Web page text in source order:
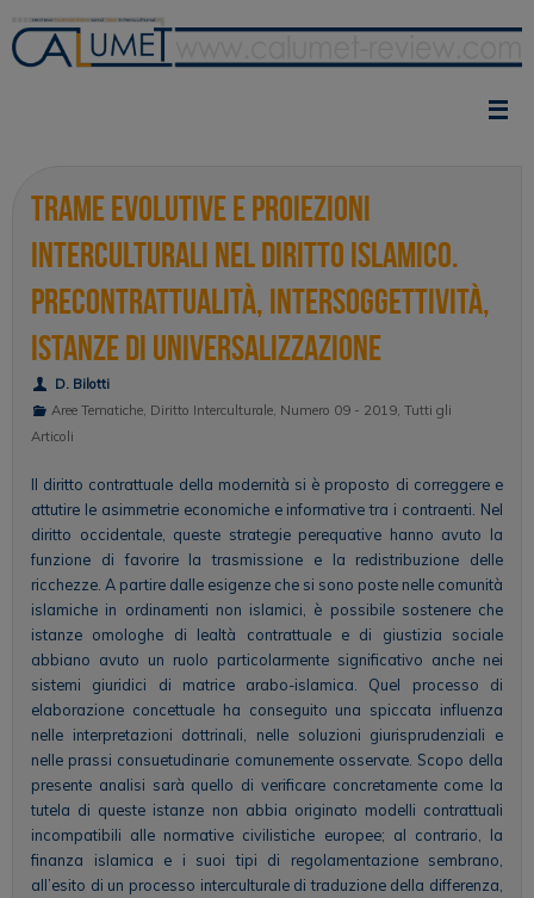
contenuto
Trame evolutive e proiezioni
interculturali nel diritto islamico.
Precontrattualità, intersoggettività,
istanze di universalizzazione
D. Bilotti
Aree Tematiche, Diritto Interculturale, Numero 09 - 2019, Tutti gli
Articoli
Il diritto contrattuale della modernità si è proposto di correggere e
attutire le asimmetrie economiche e informative tra i contraenti. Nel
diritto occidentale, queste strategie perequative hanno avuto la
funzione di favorire la trasmissione e la redistribuzione delle
ricchezze. A partire dalle esigenze che si sono poste nelle comunità
islamiche in ordinamenti non islamici, è possibile sostenere che
istanze omologhe di lealtà contrattuale e di giustizia sociale
abbiano avuto un ruolo particolarmente significativo anche nei
sistemi giuridici di matrice arabo-islamica. Quel processo di
elaborazione concettuale ha conseguito una spiccata influenza
nelle interpretazioni dottrinali, nelle soluzioni giurisprudenziali e
nelle prassi consuetudinarie comunemente osservate. Scopo della
presente analisi sarà quello di verificare concretamente come la
tutela di queste istanze non abbia originato modelli contrattuali
incompatibili alle normative civilistiche europee; al contrario, la
finanza islamica e i suoi tipi di regolamentazione sembrano,
all’esito di un processo interculturale di traduzione della differenza,